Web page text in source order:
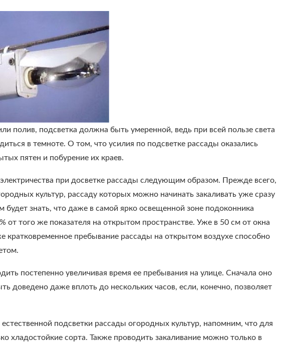
полив, подсветка должна быть умеренной, ведь при всей пользе света
в темноте. О том, что усилия по подсветке рассады оказались
пятен и побурение их краев.
при досветке рассады следующим образом. Прежде всего,
культур, рассаду которых можно начинать закаливать уже сразу
знать, что даже в самой ярко освещенной зоне подоконника
от того же показателя на открытом пространстве. Уже в 50 см от окна
кратковременное пребывание рассады на открытом воздухе способно
постепенно увеличивая время ее пребывания на улице. Сначала оно
даже вплоть до нескольких часов, если, конечно, позволяет
подсветки рассады огородных культур, напомним, что для
хладостойкие сорта. Также проводить закаливание можно только в